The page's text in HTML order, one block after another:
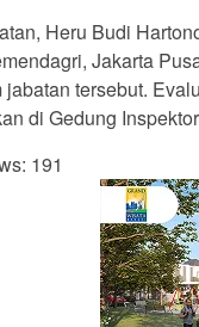
Heru Budi
Jakarta
jabatan tersebut.
di Gedung
191